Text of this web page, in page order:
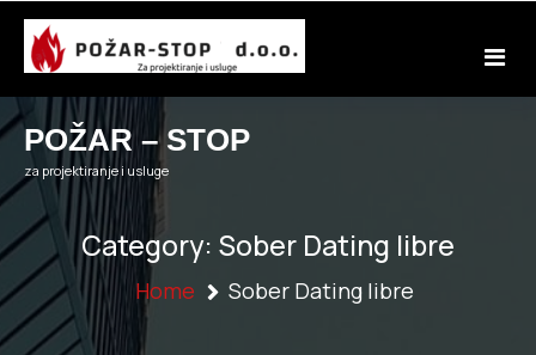
Skip
content
POŽAR – STOP
za projektiranje i usluge
Category: Sober Dating libre
Home Sober Dating libre